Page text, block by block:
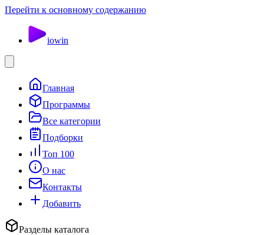
Перейти к основному содержанию
iowin
Главная
Программы
Все категории
Подборки
Топ 100
О нас
Контакты
Добавить
Разделы каталога